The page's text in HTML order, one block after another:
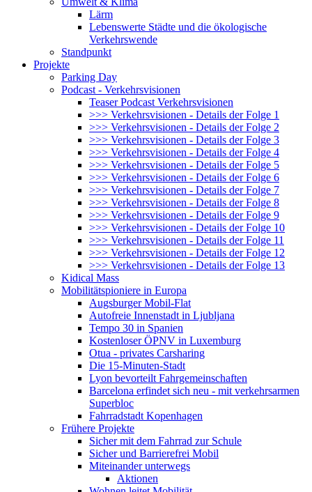
Lärm
Lebenswerte Städte und die ökologische
Verkehrswende
Standpunkt
Projekte
Parking Day
Podcast - Verkehrsvisionen
Teaser Podcast Verkehrsvisionen
>>> Verkehrsvisionen - Details der Folge 1
>>> Verkehrsvisionen - Details der Folge 2
>>> Verkehrsvisionen - Details der Folge 3
>>> Verkehrsvisionen - Details der Folge 4
>>> Verkehrsvisionen - Details der Folge 5
>>> Verkehrsvisionen - Details der Folge 6
>>> Verkehrsvisionen - Details der Folge 7
>>> Verkehrsvisionen - Details der Folge 8
>>> Verkehrsvisionen - Details der Folge 9
>>> Verkehrsvisionen - Details der Folge 10
>>> Verkehrsvisionen - Details der Folge 11
>>> Verkehrsvisionen - Details der Folge 12
>>> Verkehrsvisionen - Details der Folge 13
Kidical Mass
Mobilitätspioniere in Europa
Augsburger Mobil-Flat
Autofreie Innenstadt in Ljubljana
Tempo 30 in Spanien
Kostenloser ÖPNV in Luxemburg
Otua - privates Carsharing
Die 15-Minuten-Stadt
Lyon bevorteilt Fahrgemeinschaften
Barcelona erfindet sich neu - mit verkehrsarmen
Superbloc
Fahrradstadt Kopenhagen
Frühere Projekte
Sicher mit dem Fahrrad zur Schule
Sicher und Barrierefrei Mobil
Miteinander unterwegs
Aktionen